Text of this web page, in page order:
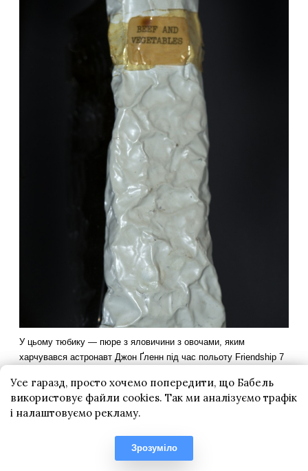
Усе гаразд, просто хочемо попередити, що Бабель
використовує файли cookies. Так ми аналізуємо трафік
і налаштовуємо рекламу.
Зрозуміло